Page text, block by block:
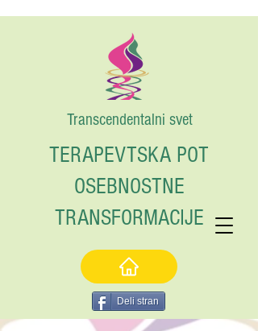
Transcendentalni svet
TERAPEVTSKA POT
OSEBNOSTNE
TRANSFORMACIJE
Deli stran